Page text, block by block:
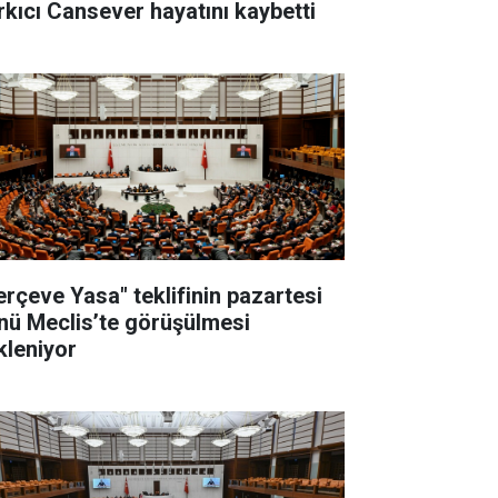
Cansever hayatını kaybetti
Yasa" teklifinin pazartesi
Meclis’te görüşülmesi